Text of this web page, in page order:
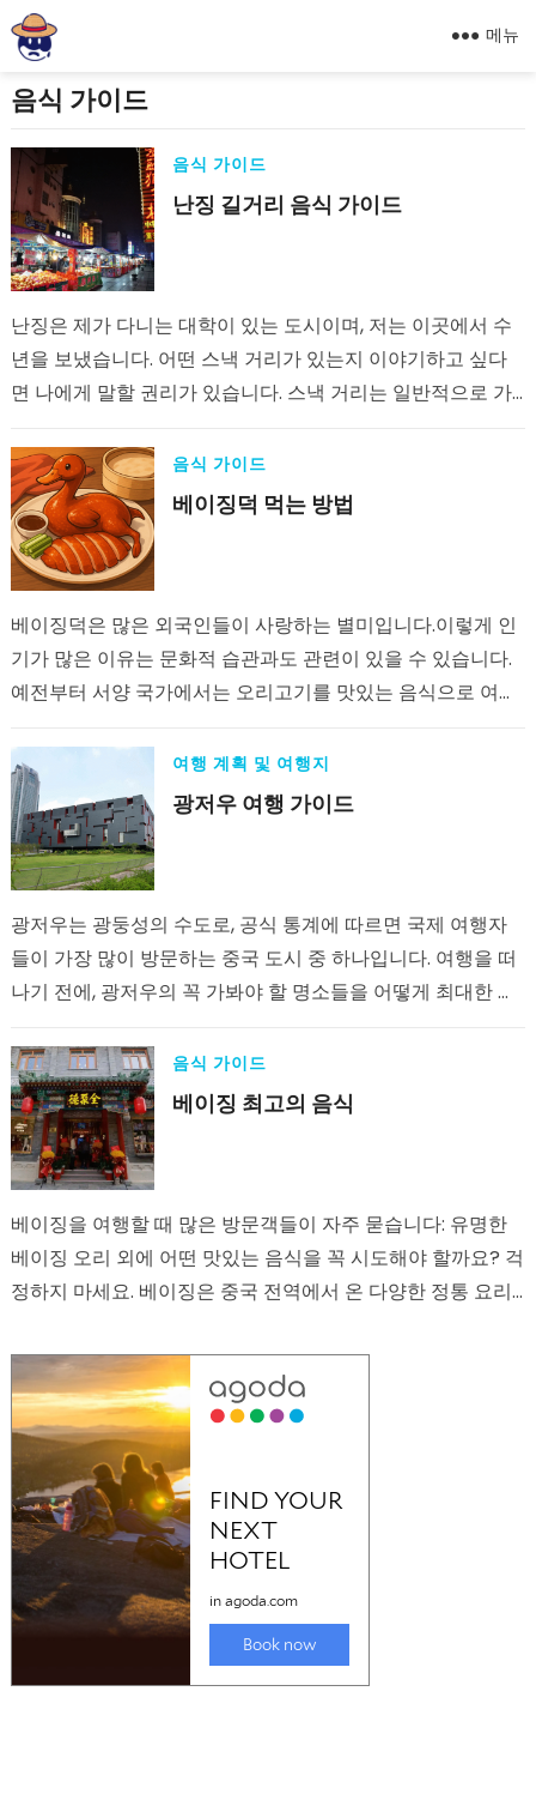
메뉴
음식 가이드
음식 가이드
난징 길거리 음식 가이드
난징은 제가 다니는 대학이 있는 도시이며, 저는 이곳에서 수
년을 보냈습니다. 어떤 스낵 거리가 있는지 이야기하고 싶다
면 나에게 말할 권리가 있습니다. 스낵 거리는 일반적으로 가
음식 가이드
베이징덕 먹는 방법
베이징덕은 많은 외국인들이 사랑하는 별미입니다.이렇게 인
기가 많은 이유는 문화적 습관과도 관련이 있을 수 있습니다.
예전부터 서양 국가에서는 오리고기를 맛있는 음식으로 여기
여행 계획 및 여행지
광저우 여행 가이드
광저우는 광둥성의 수도로, 공식 통계에 따르면 국제 여행자
들이 가장 많이 방문하는 중국 도시 중 하나입니다. 여행을 떠
나기 전에, 광저우의 꼭 가봐야 할 명소들을 어떻게 최대한 효
음식 가이드
베이징 최고의 음식
베이징을 여행할 때 많은 방문객들이 자주 묻습니다: 유명한
베이징 오리 외에 어떤 맛있는 음식을 꼭 시도해야 할까요? 걱
정하지 마세요. 베이징은 중국 전역에서 온 다양한 정통 요리